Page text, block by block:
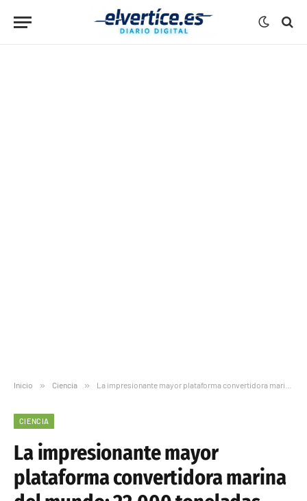
Inicio » Ciencia » La impresionante mayor plataforma convertidora marina del mundo: 22.000 toneladas capaces de abastecer a 1,36 millones de hogares
CIENCIA
La impresionante mayor
plataforma convertidora marina